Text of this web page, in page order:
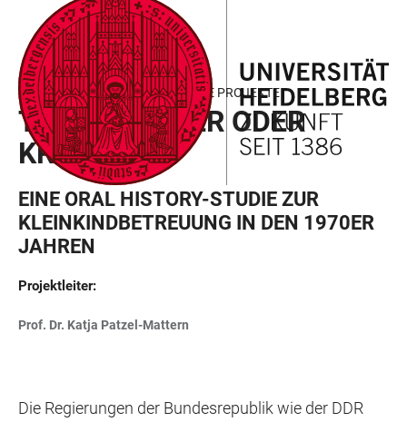
LINKS
ZUR
BARRIEREFREIHEIT
ZUM
HAUPTINHALT
HAUPTNAVIGATION
ÖFFNEN
WEBSEITENSUCHE
ÖFFNEN
FIELD OF FOCUS III - GEFÖRDERTE PROJEKTE
TAGESMUTTER ODER
KRIPPE
EINE ORAL HISTORY-STUDIE ZUR
KLEINKINDBETREUUNG IN DEN 1970ER
JAHREN
Projektleiter:
Prof. Dr. Katja Patzel-Mattern
Die Regierungen der Bundesrepublik wie der DDR